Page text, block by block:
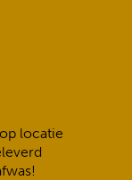
locatie